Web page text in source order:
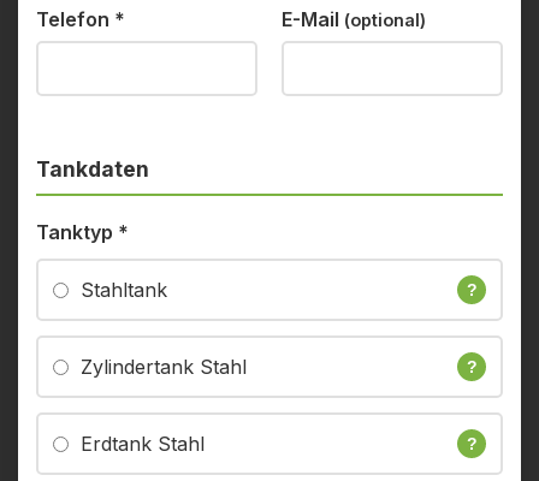
Telefon * E-Mail (optional)
Tankdaten
Tanktyp *
Stahltank ?
Zylindertank Stahl ?
Erdtank Stahl ?